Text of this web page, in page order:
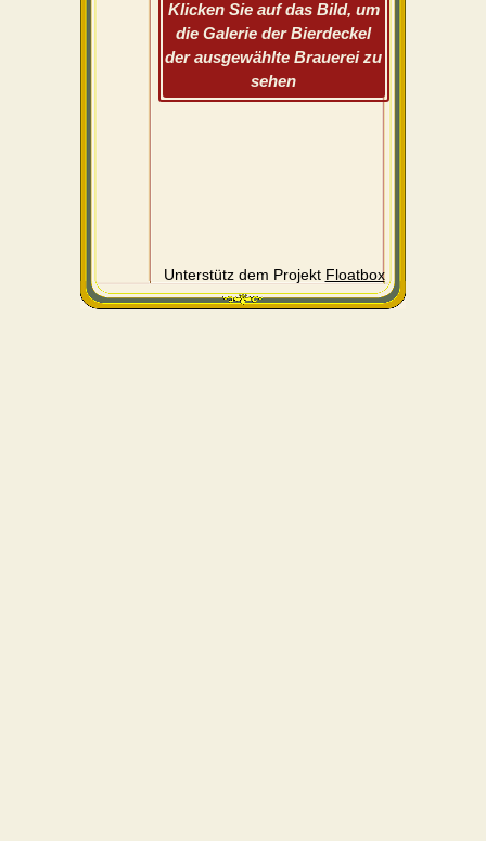
Klicken Sie auf das Bild, um
die Galerie der Bierdeckel
der ausgewählte Brauerei zu
sehen
Unterstütz dem Projekt Floatbox